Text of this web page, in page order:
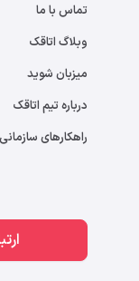
تماس با ما
وبلاگ اتاقک
میزبان شوید
درباره تیم اتاقک
راهکارهای سازمانی